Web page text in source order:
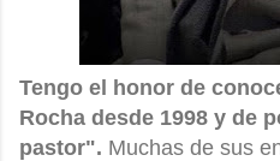
Tengo el honor de
Rocha desde 1998 y de
pastor". Muchas de sus